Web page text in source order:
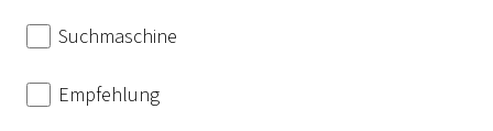
Suchmaschine
Empfehlung